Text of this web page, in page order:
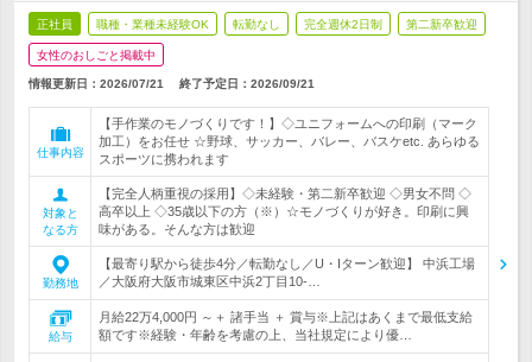
正社員 職種・業種未経験OK 転勤なし 完全週休2日制 第二新卒歓迎
女性のおしごと掲載中
情報更新日：2026/07/21 終了予定日： 2026/09/21
仕事内容
【手作業のモノづくりです！】◇ユニフォームへの印刷（マーク
加工）をお任せ ☆野球、サッカー、バレー、バスケetc. あらゆる
スポーツに携われます
対象と
なる方
【完全人柄重視の採用】◇未経験・第二新卒歓迎 ◇男女不問 ◇
高卒以上 ◇35歳以下の方（※）☆モノづくりが好き。印刷に興
味がある。そんな方は歓迎
勤務地
【最寄り駅から徒歩4分／転勤なし／U・Iターン歓迎】 中浜工場
／大阪府大阪市城東区中浜2丁目10-…
給与
月給22万4,000円 ～＋ 諸手当 ＋ 賞与※上記はあくまで最低支給
額です※経験・年齢を考慮の上、当社規定により優…